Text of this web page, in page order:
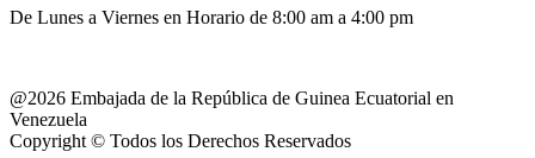
De Lunes a Viernes en Horario de 8:00 am a 4:00 pm
@2026 Embajada de la República de Guinea Ecuatorial en
Venezuela
Copyright © Todos los Derechos Reservados